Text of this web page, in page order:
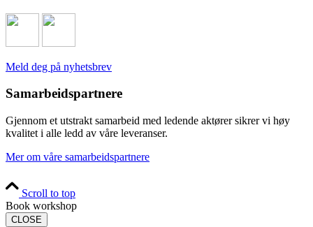
Meld deg på nyhetsbrev
Samarbeidspartnere
Gjennom et utstrakt samarbeid med ledende aktører sikrer vi høy
kvalitet i alle ledd av våre leveranser.
Mer om våre samarbeidspartnere
Scroll to top
Book workshop
CLOSE